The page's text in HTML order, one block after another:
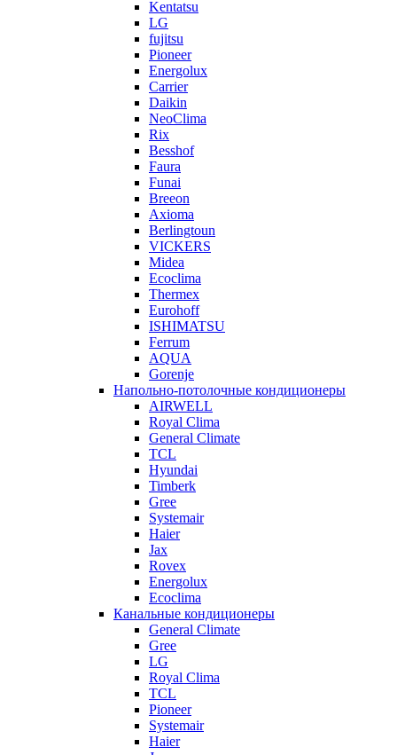
Kentatsu
LG
fujitsu
Pioneer
Energolux
Carrier
Daikin
NeoClima
Rix
Besshof
Faura
Funai
Breeon
Axioma
Berlingtoun
VICKERS
Midea
Ecoclima
Thermex
Eurohoff
ISHIMATSU
Ferrum
AQUA
Gorenje
Напольно-потолочные кондиционеры
AIRWELL
Royal Clima
General Climate
TCL
Hyundai
Timberk
Gree
Systemair
Haier
Jax
Rovex
Energolux
Ecoclima
Канальные кондиционеры
General Climate
Gree
LG
Royal Clima
TCL
Pioneer
Systemair
Haier